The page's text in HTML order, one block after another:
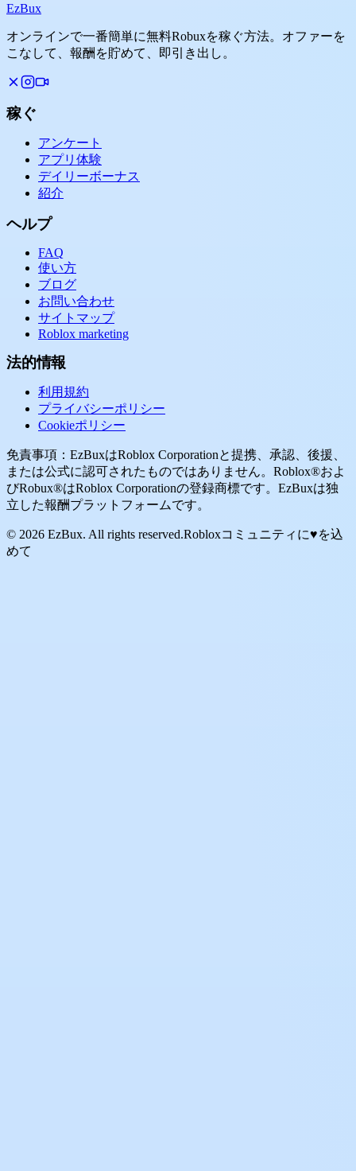
EzBux
オンラインで一番簡単に無料Robuxを稼ぐ方法。オファーを
こなして、報酬を貯めて、即引き出し。
稼ぐ
アンケート
アプリ体験
デイリーボーナス
紹介
ヘルプ
FAQ
使い方
ブログ
お問い合わせ
サイトマップ
Roblox marketing
法的情報
利用規約
プライバシーポリシー
Cookieポリシー
免責事項：EzBuxはRoblox Corporationと提携、承認、後援、
または公式に認可されたものではありません。Roblox®およ
びRobux®はRoblox Corporationの登録商標です。EzBuxは独
立した報酬プラットフォームです。
© 2026 EzBux. All rights reserved.Robloxコミュニティに♥を込
めて